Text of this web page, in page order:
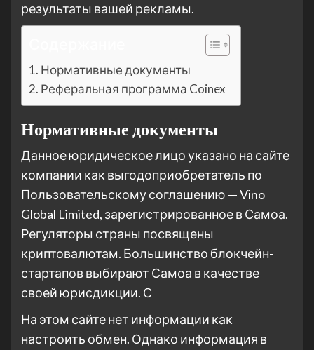
результаты вашей рекламы.
Нормативные документы
Реферальная программа Coinex
Нормативные документы
Данное юридическое лицо указано на сайте
компании как выгодоприобретатель по
Пользовательскому соглашению — Vino
Global Limited, зарегистрированное в Самоа.
Регуляторы страны посвящены
криптовалютам. Большинство блокчейн-
стартапов выбирают Самоа в качестве
своей юрисдикции. С
На этом сайте нет информации как
настроить обмен. Однако информация в